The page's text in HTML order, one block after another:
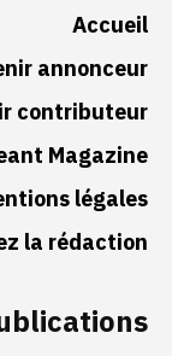
Accueil
annonceur
contributeur
Magazine
légales
la rédaction